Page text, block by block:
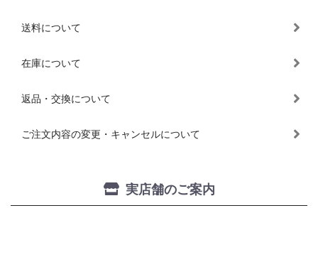
送料について
在庫について
返品・交換について
ご注文内容の変更・キャンセルについて
実店舗のご案内